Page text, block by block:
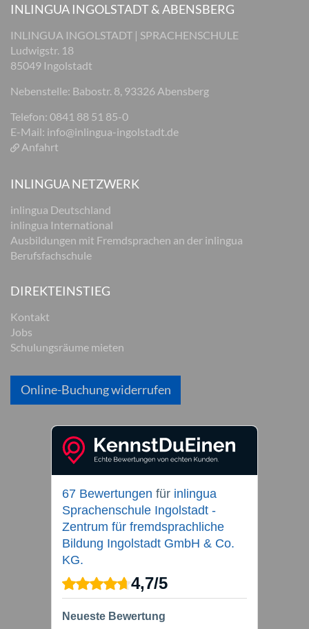
INLINGUA INGOLSTADT & ABENSBERG
INLINGUA INGOLSTADT | SPRACHENSCHULE
Ludwigstr. 18
85049 Ingolstadt
Nebenstelle: Babostr. 8, 93326 Abensberg
Telefon: 0841 88 51 85-0
E-Mail: info@inlingua-ingolstadt.de
Anfahrt
INLINGUA NETZWERK
inlingua Deutschland
inlingua International
Ausbildungen mit Fremdsprachen an der inlingua
Berufsfachschule
DIREKTEINSTIEG
Kontakt
Jobs
Schulungsräume mieten
Online-Buchung widerrufen
67 Bewertungen für inlingua
Sprachenschule Ingolstadt -
Zentrum für fremdsprachliche
Bildung Ingolstadt GmbH & Co.
KG.
4,7/5
Neueste Bewertung